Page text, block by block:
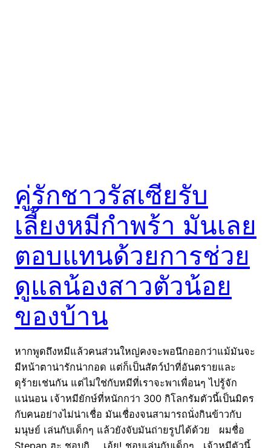
คู่รักชาวรัสเซียรับ
เลี้ยงหมีกำพร้า มันเลย
ตอบแทนด้วยการช่วย
ดูแลน้องสาวตัวน้อย
ของบ้าน
หากพูดถึงหมีแล้วคนส่วนใหญ่คงจะพอนึกออกว่าแม้มันจะ
มีหน้าตาน่ารักน่ากอด แต่ก็เป็นสัตว์ป่าที่อันตรายและ
ดุร้ายเช่นกัน แต่ไม่ใช่กับหมีที่เราจะพาเพื่อนๆ ไปรู้จัก
แน่นอน เจ้าหมียักษ์ที่หนักกว่า 300 กิโลกรัมตัวนี้เป็นมิตร
กับคนอย่างไม่น่าเชื่อ มันเชื่องจนสามารถนั่งกินข้าวกับ
มนุษย์ เล่นกับเด็กๆ แล้วยังจับมันถ่ายรูปได้ด้วย ผมชื่อ